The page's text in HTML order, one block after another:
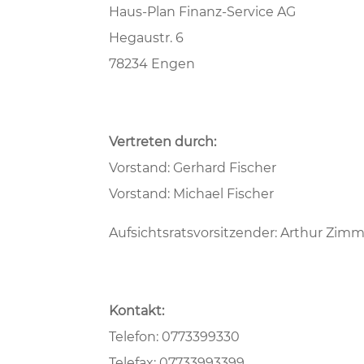
Haus-Plan Finanz-Service AG
Hegaustr. 6
78234 Engen
Vertreten durch:
Vorstand: Gerhard Fischer
Vorstand: Michael Fischer
Aufsichtsratsvorsitzender: Arthur
Kontakt:
Telefon: 0773399330